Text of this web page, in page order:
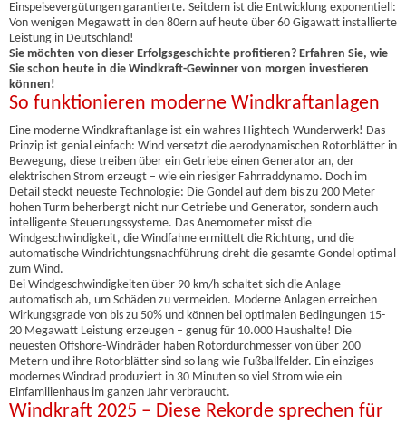
Einspeisevergütungen garantierte. Seitdem ist die Entwicklung exponentiell:
Von wenigen Megawatt in den 80ern auf heute über 60 Gigawatt installierte
Leistung in Deutschland!
Sie möchten von dieser Erfolgsgeschichte profitieren? Erfahren Sie, wie
Sie schon heute in die Windkraft-Gewinner von morgen investieren
können!
So funktionieren moderne Windkraftanlagen
Eine moderne Windkraftanlage ist ein wahres Hightech-Wunderwerk! Das
Prinzip ist genial einfach: Wind versetzt die aerodynamischen Rotorblätter in
Bewegung, diese treiben über ein Getriebe einen Generator an, der
elektrischen Strom erzeugt – wie ein riesiger Fahrraddynamo. Doch im
Detail steckt neueste Technologie: Die Gondel auf dem bis zu 200 Meter
hohen Turm beherbergt nicht nur Getriebe und Generator, sondern auch
intelligente Steuerungssysteme. Das Anemometer misst die
Windgeschwindigkeit, die Windfahne ermittelt die Richtung, und die
automatische Windrichtungsnachführung dreht die gesamte Gondel optimal
zum Wind.
Bei Windgeschwindigkeiten über 90 km/h schaltet sich die Anlage
automatisch ab, um Schäden zu vermeiden. Moderne Anlagen erreichen
Wirkungsgrade von bis zu 50% und können bei optimalen Bedingungen 15-
20 Megawatt Leistung erzeugen – genug für 10.000 Haushalte! Die
neuesten Offshore-Windräder haben Rotordurchmesser von über 200
Metern und ihre Rotorblätter sind so lang wie Fußballfelder. Ein einziges
modernes Windrad produziert in 30 Minuten so viel Strom wie ein
Einfamilienhaus im ganzen Jahr verbraucht.
Windkraft 2025 – Diese Rekorde sprechen für